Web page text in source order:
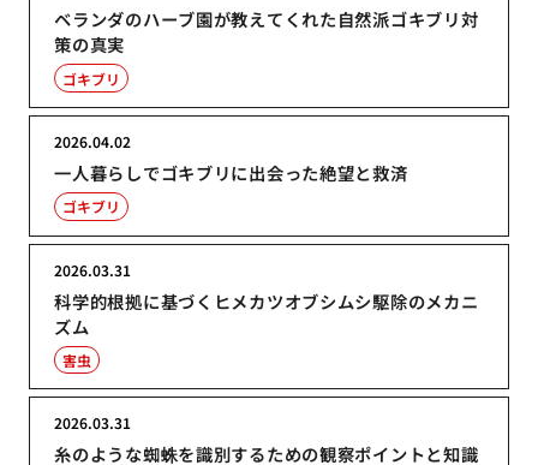
ベランダのハーブ園が教えてくれた自然派ゴキブリ対
策の真実
ゴキブリ
一人暮らしでゴキブリに出会った絶望と救済
2026.04.02
ゴキブリ
科学的根拠に基づくヒメカツオブシムシ駆除のメカニ
ズム
2026.03.31
害虫
糸のような蜘蛛を識別するための観察ポイントと知識
2026.03.31